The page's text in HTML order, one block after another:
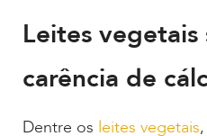
Leites vegetais
carência de
Dentre os leites vegetais